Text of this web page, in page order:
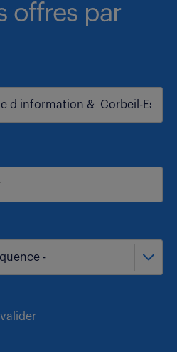
offres par
-
valider